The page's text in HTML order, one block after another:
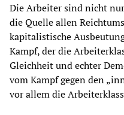
Die Arbeiter sind nicht
die Quelle allen
kapitalistische
Kampf, der die
Gleichheit und echter
vom Kampf gegen den
vor allem die